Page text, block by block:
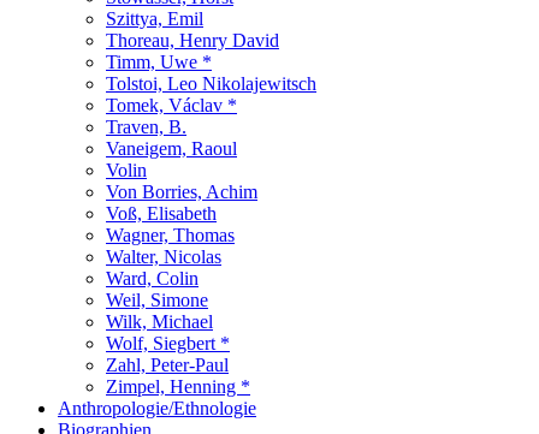
Szittya, Emil
Thoreau, Henry David
Timm, Uwe *
Tolstoi, Leo Nikolajewitsch
Tomek, Václav *
Traven, B.
Vaneigem, Raoul
Volin
Von Borries, Achim
Voß, Elisabeth
Wagner, Thomas
Walter, Nicolas
Ward, Colin
Weil, Simone
Wilk, Michael
Wolf, Siegbert *
Zahl, Peter-Paul
Zimpel, Henning *
Anthropologie/Ethnologie
Biographien